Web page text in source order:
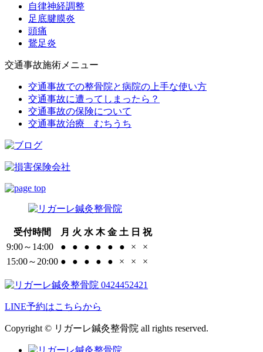
自律神経調整
足底腱膜炎
頭痛
鵞足炎
交通事故施術メニュー
交通事故での整骨院と病院の上手な使い方
交通事故に遭ってしまったら？
交通事故の保険について
交通事故治療 むちうち
受付時間 月 火 水 木 金 土 日 祝
9:00～14:00
● ● ● ● ● ● ×
×
15:00～20:00 ● ● ● ● ● × × ×
LINE予約はこちらから
Copyright © リガーレ鍼灸整骨院 all rights reserved.